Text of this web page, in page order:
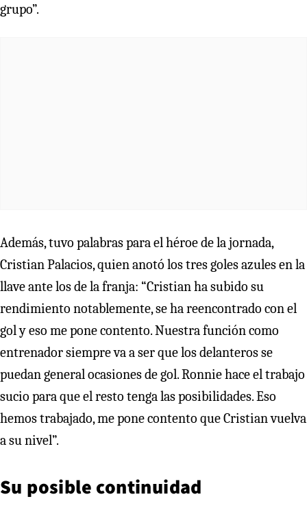
grupo”.
Además, tuvo palabras para el héroe de la jornada,
Cristian Palacios, quien anotó los tres goles azules en la
llave ante los de la franja: “Cristian ha subido su
rendimiento notablemente, se ha reencontrado con el
gol y eso me pone contento. Nuestra función como
entrenador siempre va a ser que los delanteros se
puedan general ocasiones de gol. Ronnie hace el trabajo
sucio para que el resto tenga las posibilidades. Eso
hemos trabajado, me pone contento que Cristian vuelva
a su nivel”.
Su posible continuidad